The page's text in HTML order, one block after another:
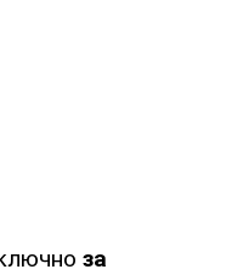
за